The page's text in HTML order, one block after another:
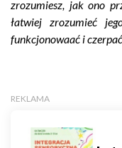
zrozumiesz, jak ono
łatwiej zrozumieć
funkcjonowaać i